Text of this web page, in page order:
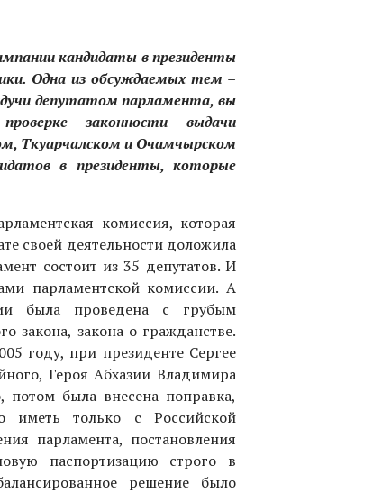
кандидаты в президенты
Одна из обсуждаемых тем –
депутатом парламента, вы
законности выдачи
Ткуарчалском и Очамчырском
в президенты, которые
комиссия, которая
своей деятельности доложила
состоит из 35 депутатов. И
парламентской комиссии. А
была проведена с грубым
закона, закона о гражданстве.
году, при президенте Сергее
Героя Абхазии Владимира
была внесена поправка,
иметь только с Российской
парламента, постановления
паспортизацию строго в
решение было